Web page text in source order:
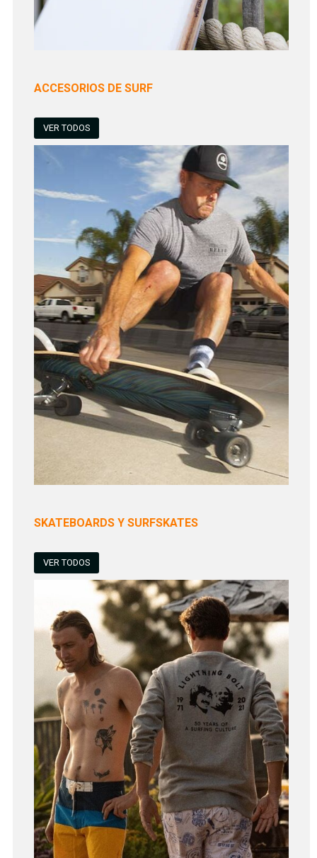
ACCESORIOS DE SURF
VER TODOS
SKATEBOARDS Y SURFSKATES
VER TODOS